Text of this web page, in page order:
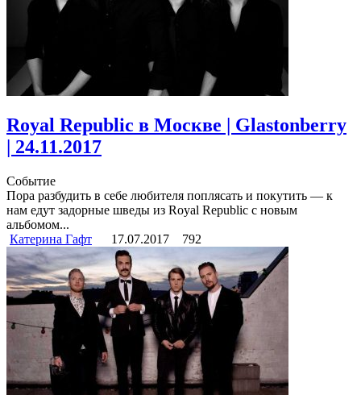
Royal Republic в Москве | Glastonberry
| 24.11.2017
Событие
Пора разбудить в себе любителя поплясать и покутить — к
нам едут задорные шведы из Royal Republic с новым
альбомом...
Катерина Гафт
17.07.2017 792